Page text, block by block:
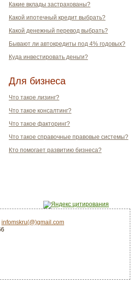
Какие вклады застрахованы?
Какой ипотечный кредит выбрать?
Какой денежный перевод выбрать?
Бывают ли автокредиты под 4% годовых?
Куда инвестировать деньги?
Для бизнеса
Что такое лизинг?
Что такое консалтинг?
Что такое факторинг?
Что такое справочные правовые системы?
Кто помогает развитию бизнеса?
infomskru(@)gmail.com